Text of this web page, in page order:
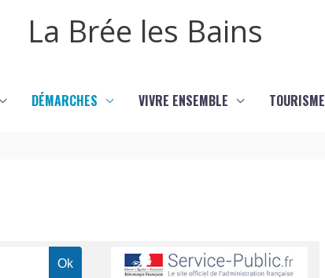
La Brée les Bains
DÉMARCHES VIVRE ENSEMBLE TOURISME